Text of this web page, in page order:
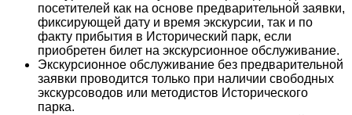
посетителей как на основе предварительной заявки,
фиксирующей дату и время экскурсии, так и по
факту прибытия в Исторический парк, если
приобретен билет на экскурсионное обслуживание.
Экскурсионное обслуживание без предварительной
заявки проводится только при наличии свободных
экскурсоводов или методистов Исторического
парка.